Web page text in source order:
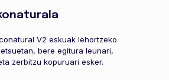
V2 eskuak lehortzeko
bere egitura leunari,
zerbitzu kopuruari esker.